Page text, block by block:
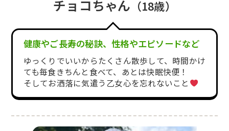
チョコちゃん （18歳）
健康やご長寿の秘訣、性格やエピソードなど
ゆっくりでいいからたくさん散歩して、時間かけ
ても毎食きちんと食べて、あとは快眠快便！
そしてお洒落に気遣う乙女心を忘れないこと